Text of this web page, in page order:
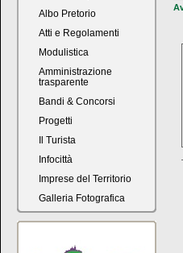
Albo Pretorio
Atti e Regolamenti
Modulistica
Amministrazione
trasparente
Bandi & Concorsi
Progetti
Il Turista
Infocittà
Imprese del Territorio
Galleria Fotografica